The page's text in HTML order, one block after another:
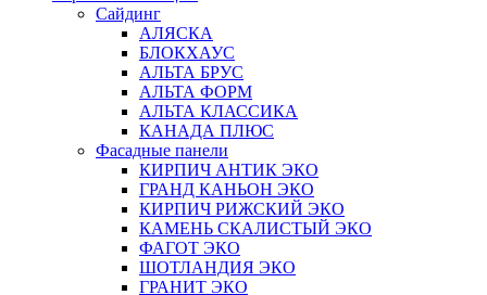
Сайдинг
АЛЯСКА
БЛОКХАУС
АЛЬТА БРУС
АЛЬТА ФОРМ
АЛЬТА КЛАССИКА
КАНАДА ПЛЮС
Фасадные панели
КИРПИЧ АНТИК ЭКО
ГРАНД КАНЬОН ЭКО
КИРПИЧ РИЖСКИЙ ЭКО
КАМЕНЬ СКАЛИСТЫЙ ЭКО
ФАГОТ ЭКО
ШОТЛАНДИЯ ЭКО
ГРАНИТ ЭКО